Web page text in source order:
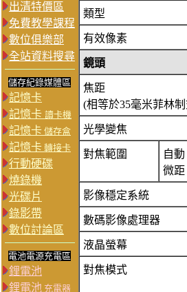
出清特價區
免費教學課程
數位俱樂部
全站資料搜尋
儲存紀錄媒體區
記憶卡
記憶卡 讀卡機
記憶卡 儲存盒
記憶卡 轉接卡
行動硬碟
燒錄機
光碟片
錄影帶
數位討論區
電池電源充電區
鋰電池
鋰電池 充電器
類型
有效像素
鏡頭
焦距
(相等於35毫米菲林
光學變焦
對焦範圍
自動
微距
影像穩定系統
數碼影像處理器
液晶螢幕
對焦模式